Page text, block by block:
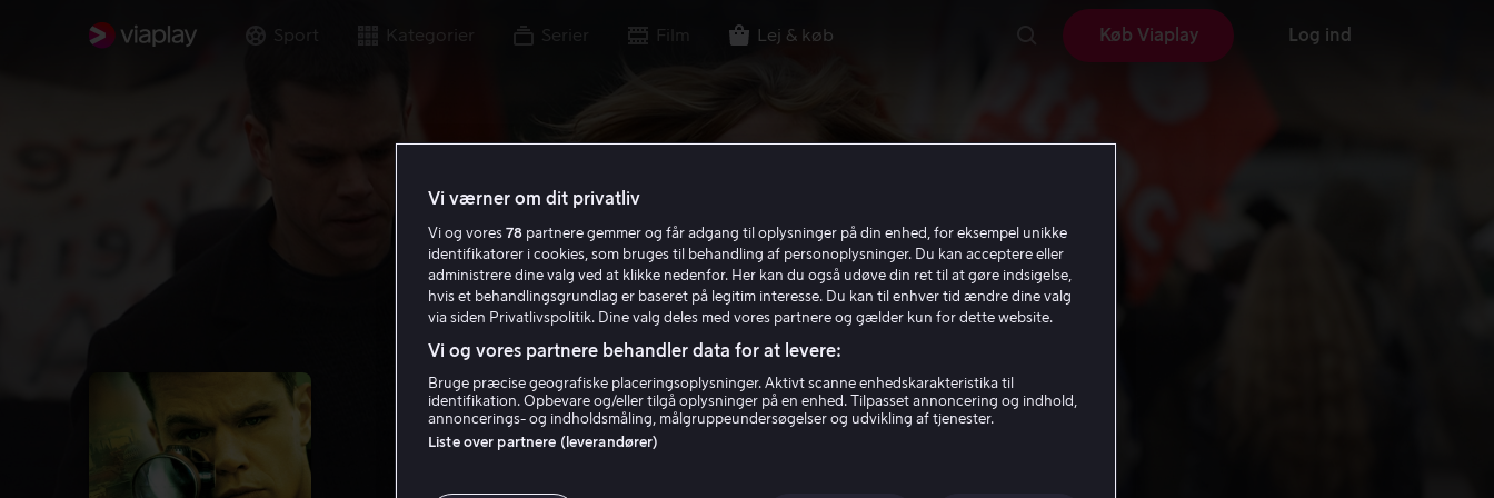
Sport Kategorier Serier Film Lej & køb Køb Viaplay Log ind
Vi værner om dit privatliv
Vi og vores 78 partnere gemmer og får adgang til oplysninger på din enhed, for eksempel unikke
identifikatorer i cookies, som bruges til behandling af personoplysninger. Du kan acceptere eller
administrere dine valg ved at klikke nedenfor. Her kan du også udøve din ret til at gøre indsigelse,
hvis et behandlingsgrundlag er baseret på legitim interesse. Du kan til enhver tid ændre dine valg
via siden Privatlivspolitik. Dine valg deles med vores partnere og gælder kun for dette website.
Vi og vores partnere behandler data for at levere:
Bruge præcise geografiske placeringsoplysninger. Aktivt scanne enhedskarakteristika til
identifikation. Opbevare og/eller tilgå oplysninger på en enhed. Tilpasset annoncering og indhold,
annoncerings- og indholdsmåling, målgruppeundersøgelser og udvikling af tjenester.
Liste over partnere (leverandører)